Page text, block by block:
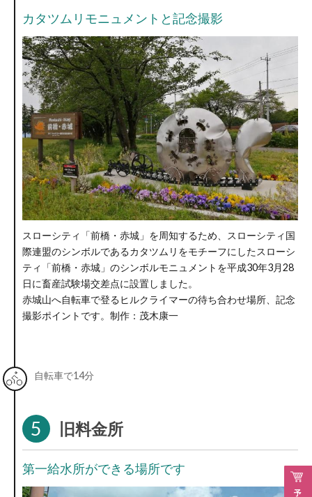
カタツムリモニュメントと記念撮影
スローシティ「前橋・赤城」を周知するため、スローシティ国
際連盟のシンボルであるカタツムリをモチーフにしたスローシ
ティ「前橋・赤城」のシンボルモニュメントを平成30年3月28
日に畜産試験場交差点に設置しました。
赤城山へ自転車で登るヒルクライマーの待ち合わせ場所、記念
撮影ポイントです。制作：茂木康一
自転車で14分
5 旧料金所
第一給水所ができる場所です